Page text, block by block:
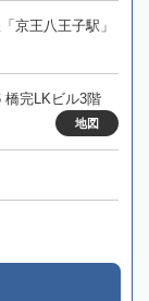
京王八王子駅」
橋完LKビル3階
地図